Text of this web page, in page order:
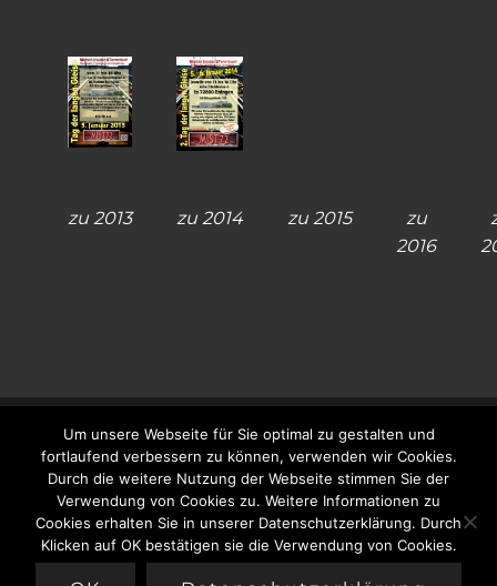
zu 2013 zu 2014 zu 2015
zu
2016
Datenschutz
Newsletter
Um unsere Webseite für Sie optimal zu gestalten und
fortlaufend verbessern zu können, verwenden wir Cookies.
Durch die weitere Nutzung der Webseite stimmen Sie der
Verwendung von Cookies zu. Weitere Informationen zu
Cookies erhalten Sie in unserer Datenschutzerklärung. Durch
Klicken auf OK bestätigen sie die Verwendung von Cookies.